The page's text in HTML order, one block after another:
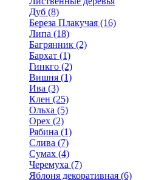
Дуб (8)
Береза Плакучая (16)
Липа (18)
Багрянник (2)
Бархат (1)
Гинкго (2)
Вишня (1)
Ива (3)
Клен (25)
Ольха (5)
Орех (2)
Рябина (1)
Слива (7)
Сумах (4)
Черемуха (7)
Яблоня декоративная (6)